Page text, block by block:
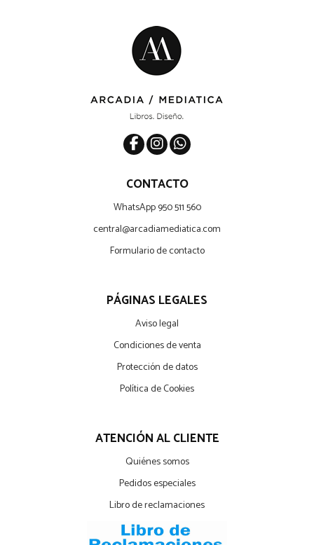
CONTACTO
WhatsApp 950 511 560
central@arcadiamediatica.com
Formulario de contacto
PÁGINAS LEGALES
Aviso legal
Condiciones de venta
Protección de datos
Política de Cookies
ATENCIÓN AL CLIENTE
Quiénes somos
Pedidos especiales
Libro de reclamaciones